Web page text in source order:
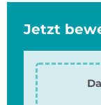
Jetzt